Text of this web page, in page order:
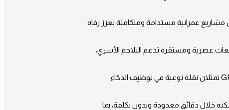
يعكس حرص المؤسسة على المساهمة في تحقيق أهداف خطة دبي الحضرية 2040 من خلال مشاريع عمرانية مستدامة ومتكاملة تعزز رفاه
عصرية ومستقرة تدعم التلاحم الأسري،
من جهته، أوضح ظلال الفلاسي، مساعد المدير التنفيذي لقطاع الدعم المؤسسي، أن مبادرتي المصمم الذكي وإسكان GPT تمثلان نقلة نوعية في توظيف الذكاء
خلال دقائق معدودة وبدون تكلفة، بما